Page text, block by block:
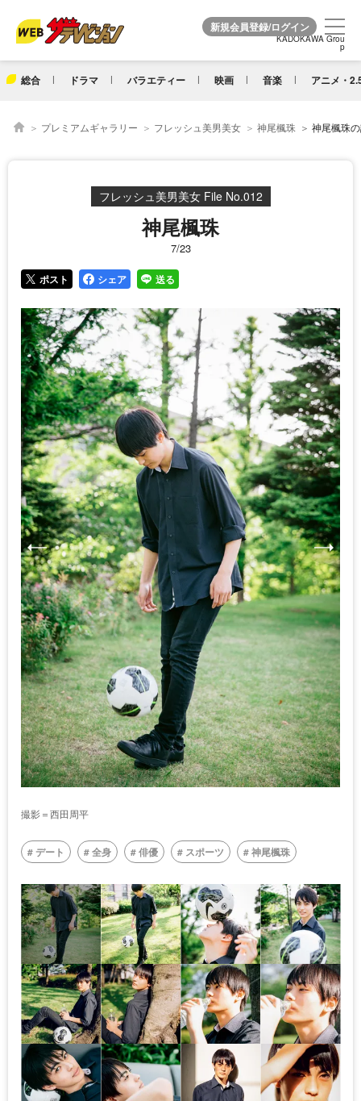
KADOKAWA Grou
p
総合 ドラマ バラエティー 映画 音楽 アニメ・
KADOKAWA Grou
p
プレミアムギャラリー フレッシュ美男美女 神尾楓珠 神尾楓珠
フレッシュ美男美女 File No.012
神尾楓珠
7/23
ポスト シェア 送る
撮影＝西田周平
デート 全身 俳優 スポーツ 神尾楓珠